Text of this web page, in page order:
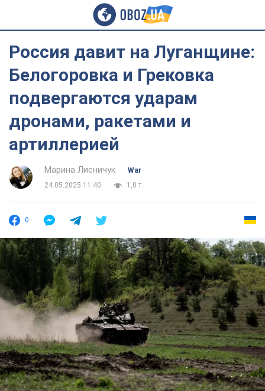
Россия давит на Луганщине:
Белогоровка и Грековка
подвергаются ударам
дронами, ракетами и
артиллерией
Марина Лисничук
War
24.05.2025 11:40
1,0 т.
0